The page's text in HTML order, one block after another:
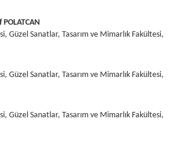
Güzel Sanatlar, Tasarım ve Mimarlık Fakültesi,
Güzel Sanatlar, Tasarım ve Mimarlık Fakültesi,
Güzel Sanatlar, Tasarım ve Mimarlık Fakültesi,